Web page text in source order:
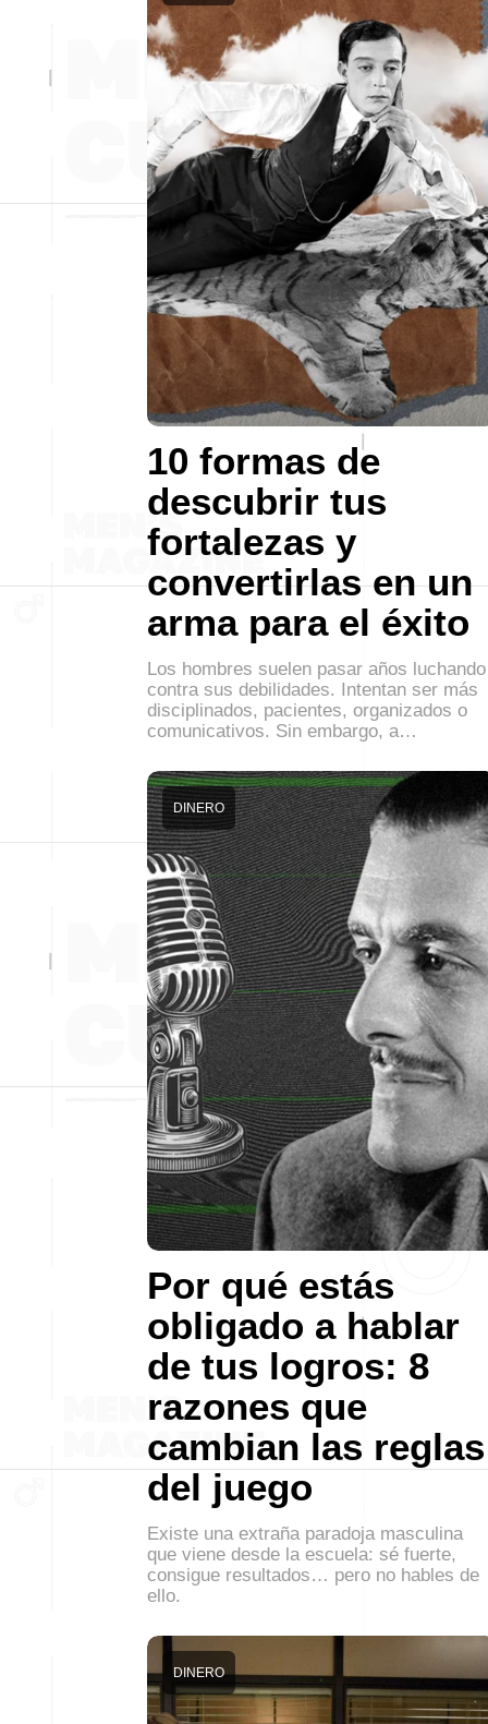
10 formas de
descubrir tus
fortalezas y
convertirlas en un
arma para el éxito
Los hombres suelen pasar años luchando
contra sus debilidades. Intentan ser más
disciplinados, pacientes, organizados o
comunicativos. Sin embargo, a…
Por qué estás
obligado a hablar
de tus logros: 8
razones que
cambian las reglas
del juego
DINERO
Existe una extraña paradoja masculina
que viene desde la escuela: sé fuerte,
consigue resultados… pero no hables de
ello.
DINERO